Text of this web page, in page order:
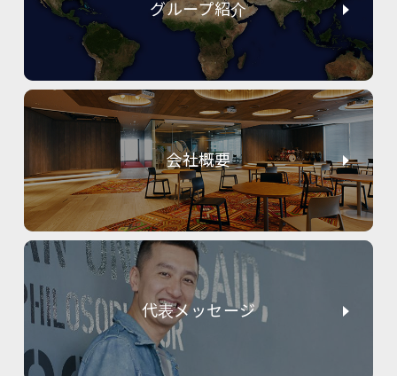
グループ紹介
会社概要
代表メッセージ